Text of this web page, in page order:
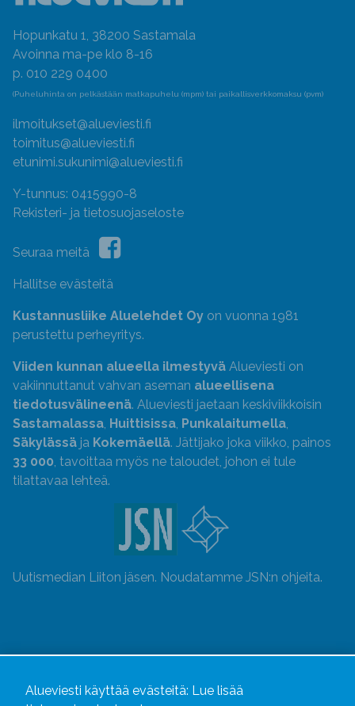
Hopunkatu 1, 38200 Sastamala
Avoinna ma-pe klo 8-16
p. 010 229 0400
(Puheluhinta on pelkästään matkapuhelu (mpm) tai paikallisverkkomaksu (pvm)
ilmoitukset@alueviesti.fi
toimitus@alueviesti.fi
etunimi.sukunimi@alueviesti.fi
Y-tunnus: 0415990-8
Rekisteri- ja tietosuojaseloste
Seuraa meitä
Hallitse evästeitä
Kustannusliike Aluelehdet Oy on vuonna 1981
perustettu perheyritys.
Viiden kunnan alueella ilmestyvä Alueviesti on
vakiinnuttanut vahvan aseman alueellisena
tiedotusvälineenä. Alueviesti jaetaan keskiviikkoisin
Sastamalassa, Huittisissa, Punkalaitumella,
Säkylässä ja Kokemäellä. Jättijako joka viikko, painos
33 000, tavoittaa myös ne taloudet, johon ei tule
tilattavaa lehteä.
Uutismedian Liiton jäsen. Noudatamme JSN:n ohjeita.
Alueviesti käyttää evästeitä: Lue lisää